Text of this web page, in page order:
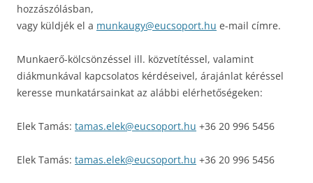
hozzászólásban,
vagy küldjék el a munkaugy@eucsoport.hu e-mail címre.
Munkaerő-kölcsönzéssel ill. közvetítéssel, valamint
diákmunkával kapcsolatos kérdéseivel, árajánlat kéréssel
keresse munkatársainkat az alábbi elérhetőségeken:
Elek Tamás: tamas.elek@eucsoport.hu +36 20 996 5456
Elek Tamás: tamas.elek@eucsoport.hu +36 20 996 5456